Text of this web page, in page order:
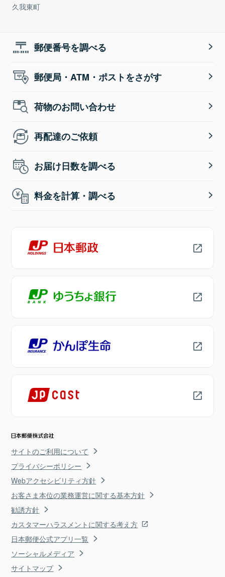
久我東町
郵便番号を調べる
郵便局・ATM・ポストをさがす
荷物のお問い合わせ
再配達のご依頼
お届け日数を調べる
料金を計算・調べる
サイトのご利用について
プライバシーポリシー
Webアクセシビリティ方針
お客さま本位の業務運営に関する基本方針
勧誘方針
カスタマーハラスメントに関する考え方
日本郵便公式アプリ一覧
ソーシャルメディア
サイトマップ